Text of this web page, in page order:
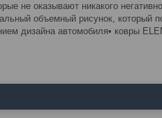
не оказывают никакого
объемный рисунок, который
дизайна автомобиля• ковры